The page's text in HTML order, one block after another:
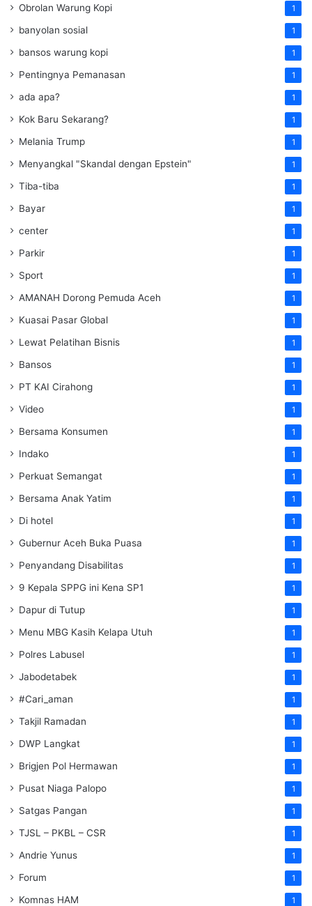
Obrolan Warung Kopi 1
banyolan sosial 1
bansos warung kopi 1
Pentingnya Pemanasan 1
ada apa? 1
Kok Baru Sekarang? 1
Melania Trump 1
Menyangkal "Skandal dengan Epstein" 1
Tiba-tiba 1
Bayar 1
center 1
Parkir 1
Sport 1
AMANAH Dorong Pemuda Aceh 1
Kuasai Pasar Global 1
Lewat Pelatihan Bisnis 1
Bansos 1
PT KAI Cirahong 1
Video 1
Bersama Konsumen 1
Indako 1
Perkuat Semangat 1
Bersama Anak Yatim 1
Di hotel 1
Gubernur Aceh Buka Puasa 1
Penyandang Disabilitas 1
9 Kepala SPPG ini Kena SP1 1
Dapur di Tutup 1
Menu MBG Kasih Kelapa Utuh 1
Polres Labusel 1
Jabodetabek 1
#Cari_aman 1
Takjil Ramadan 1
DWP Langkat 1
Brigjen Pol Hermawan 1
Pusat Niaga Palopo 1
Satgas Pangan 1
TJSL – PKBL – CSR 1
Andrie Yunus 1
Forum 1
Komnas HAM 1